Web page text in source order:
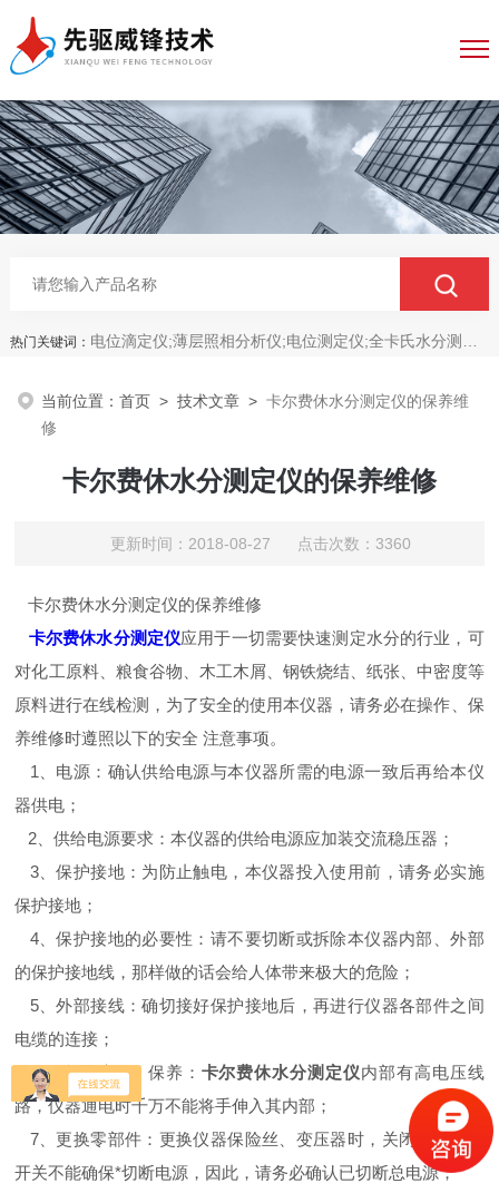
热门关键词： 电位滴定仪;薄层照相分析仪;电位测定仪;全卡氏水分测定仪;全自动永停滴定仪;菌落计数分析仪;抑菌圈测量仪;抑菌圈分析仪
当前位置：首页 >技术文章 >卡尔费休水分测定仪的保养维
修
卡尔费休水分测定仪的保养维修
更新时间：2018-08-27 点击次数：3360
卡尔费休水分测定仪的保养维修
卡尔费休水分测定仪应用于一切需要快速测定水分的行业，可
对化工原料、粮食谷物、木工木屑、钢铁烧结、纸张、中密度等
原料进行在线检测，为了安全的使用本仪器，请务必在操作、保
养维修时遵照以下的安全 注意事项。
1、电源：确认供给电源与本仪器所需的电源一致后再给本仪
器供电；
2、供给电源要求：本仪器的供给电源应加装交流稳压器；
3、保护接地：为防止触电，本仪器投入使用前，请务必实施
保护接地；
4、保护接地的必要性：请不要切断或拆除本仪器内部、外部
的保护接地线，那样做的话会给人体带来极大的危险；
5、外部接线：确切接好保护接地后，再进行仪器各部件之间
电缆的连接；
6、仪器维修、保养： 卡尔费休水分测定仪内部有高电压线
路，仪器通电时千万不能将手伸入其内部；
7、更换零部件：更换仪器保险丝、变压器时，关闭主机电源
开关不能确保*切断电源，因此，请务必确认已切断总电源；